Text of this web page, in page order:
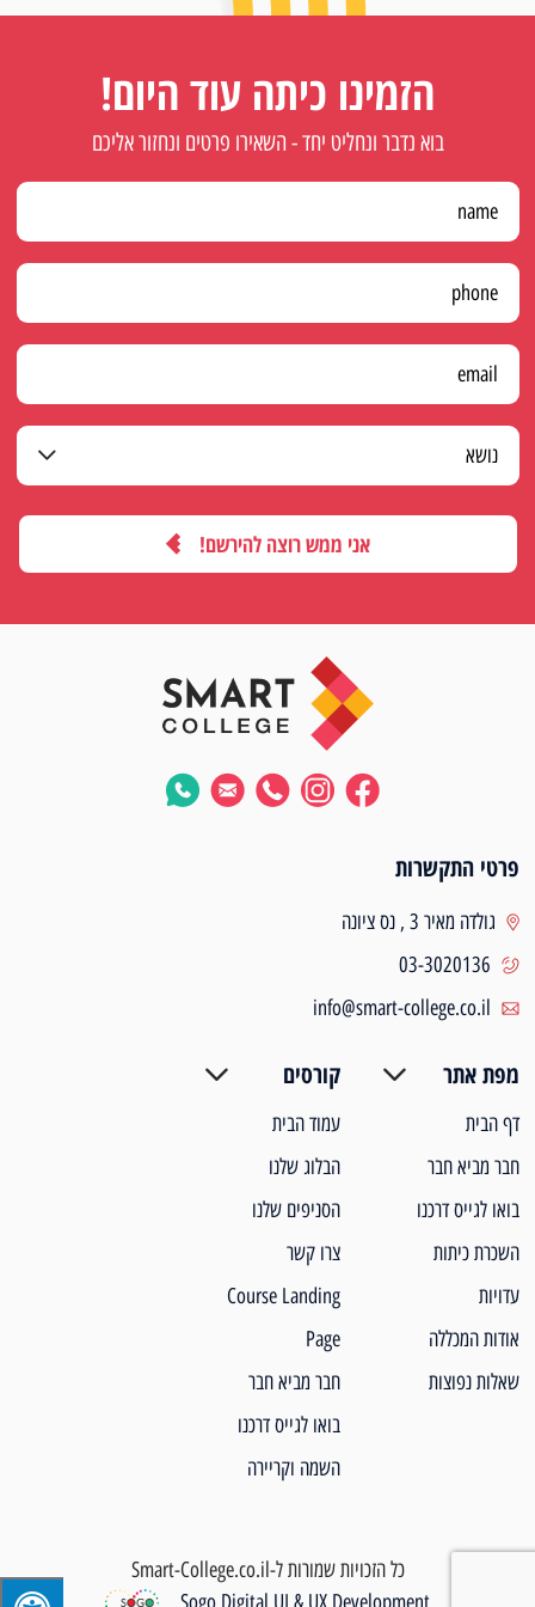
הזמינו כיתה עוד היום!
בוא נדבר ונחליט יחד - השאירו פרטים ונחזור אליכם
אני ממש רוצה להירשם!
פרטי התקשרות
גולדה מאיר 3 , נס ציונה
03-3020136
info@smart-college.co.il
מפת אתר
דף הבית
חבר מביא חבר
בואו לגייס דרכנו
השכרת כיתות
עדויות
אודות המכללה
שאלות נפוצות
קורסים
עמוד הבית
הבלוג שלנו
הסניפים שלנו
צרו קשר
Course Landing
Page
חבר מביא חבר
בואו לגייס דרכנו
השמה וקריירה
כל הזכויות שמורות ל-Smart-College.co.il